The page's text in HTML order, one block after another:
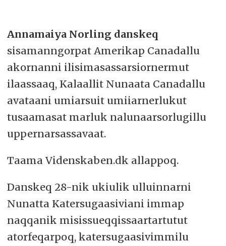
Annamaiya Norling danskeq
sisamanngorpat Amerikap Canadallu
akornanni ilisimasassarsiornermut
ilaassaaq, Kalaallit Nunaata Canadallu
avataani umiarsuit umiiarnerlukut
tusaamasat marluk nalunaarsorlugillu
uppernarsassavaat.
Taama Videnskaben.dk allappoq.
Danskeq 28-nik ukiulik ulluinnarni
Nunatta Katersugaasiviani immap
naqqanik misissueqqissaartartutut
atorfeqarpoq, katersugaasivimmilu